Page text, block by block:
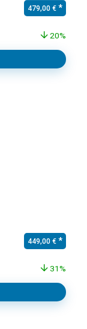
Ursprünglicher
479,00 €
20%
Ursprünglicher
449,00 €
31%